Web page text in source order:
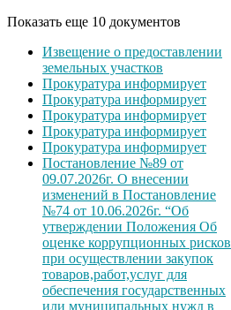
Показать еще 10 документов
Извещение о предоставлении
земельных участков
Прокуратура информирует
Прокуратура информирует
Прокуратура информирует
Прокуратура информирует
Прокуратура информирует
Постановление №89 от
09.07.2026г. О внесении
изменений в Постановление
№74 от 10.06.2026г. “Об
утверждении Положения Об
оценке коррупционных рисков
при осуществлении закупок
товаров,работ,услуг для
обеспечения государственных
или муниципальных нужд в